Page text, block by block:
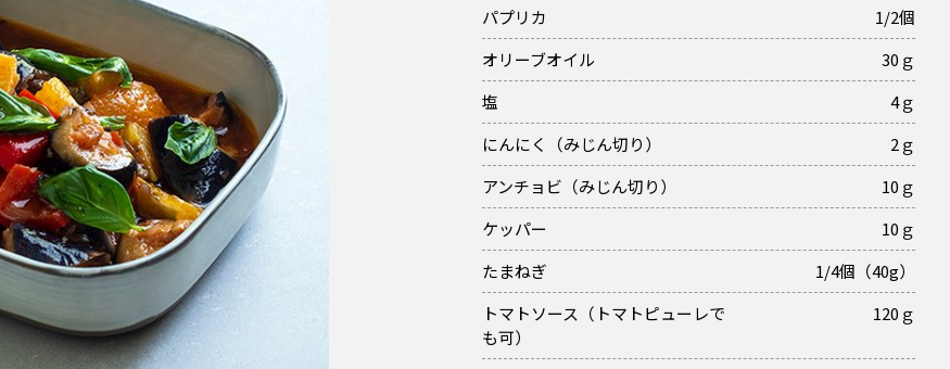
パプリカ
1/2個
オリーブオイル
30ｇ
塩
4ｇ
にんにく（みじん切り）
2ｇ
アンチョビ（みじん切り）
10ｇ
ケッパー
10ｇ
たまねぎ
1/4個（40g）
トマトソース（トマトピューレで
も可）
120ｇ